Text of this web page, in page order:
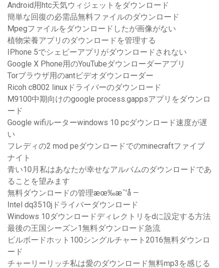
Android用htc天気ウィジェットをダウンロード
簡単な回復の必需品無料ファイルのダウンロード
Mpegファイルをダウンロードしたが画像がない
植物栄養アプリのダウンロードを管理する
IPhone 5でシェビーアプリがダウンロードされない
Google X Phone用のYouTubeダウンローダーアプリ
Torブラウザ用のantビデオダウンローダー
Ricoh c8002 linuxドライバーのダウンロード
M9100中期向けのgoogle process.gappsアプリをダウンロ
ード
Google wifiルーターwindows 10 pcダウンロード速度が遅
い
フレディの2 mod peダウンロードでのminecraftファイブ
ナイト
青い10月私はあなたが幸せなアルバムのダウンロードであ
ることを望みます
無料ダウンロードの管理æœ‰æ¯’å —
Intel dq3510jドライバーダウンロード
Windows 10ダウンロードディレクトリをdに設定する方法
最後の王国シーズン1無料ダウンロード急流
ビルボードホット100シングルチャート2016無料ダウンロ
ード
チャーリーリッチ私は愛のダウンロード無料mp3を感じる